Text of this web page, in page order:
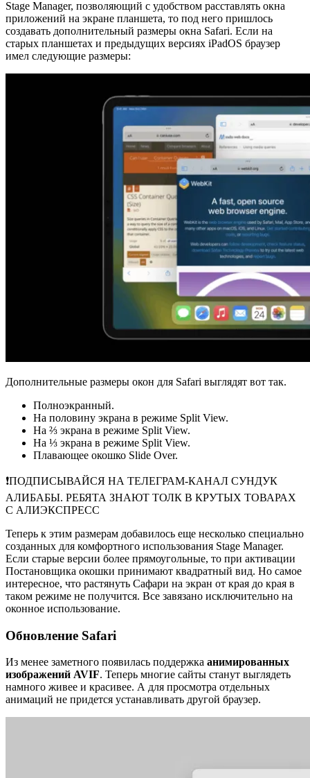
Stage Manager, позволяющий с удобством расставлять окна
приложений на экране планшета, то под него пришлось
создавать дополнительный размеры окна Safari. Если на
старых планшетах и предыдущих версиях iPadOS браузер
имел следующие размеры:
Дополнительные размеры окон для Safari выглядят вот так.
Полноэкранный.
На половину экрана в режиме Split View.
На ⅔ экрана в режиме Split View.
На ⅓ экрана в режиме Split View.
Плавающее окошко Slide Over.
❗️ПОДПИСЫВАЙСЯ НА ТЕЛЕГРАМ-КАНАЛ СУНДУК
АЛИБАБЫ. РЕБЯТА ЗНАЮТ ТОЛК В КРУТЫХ ТОВАРАХ
С АЛИЭКСПРЕСC
Теперь к этим размерам добавилось еще несколько специально
созданных для комфортного использования Stage Manager.
Если старые версии более прямоугольные, то при активации
Постановщика окошки принимают квадратный вид. Но самое
интересное, что растянуть Сафари на экран от края до края в
таком режиме не получится. Все завязано исключительно на
оконное использование.
Обновление Safari
Из менее заметного появилась поддержка анимированных
изображений AVIF. Теперь многие сайты станут выглядеть
намного живее и красивее. А для просмотра отдельных
анимаций не придется устанавливать другой браузер.